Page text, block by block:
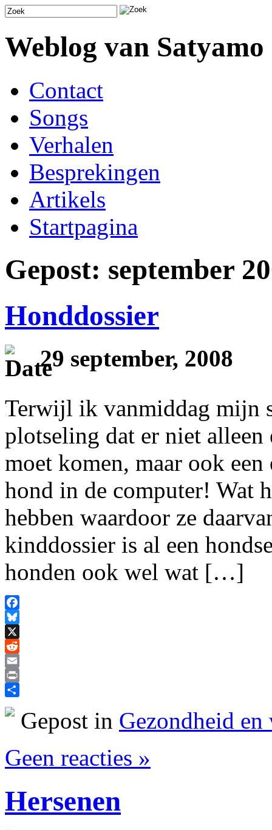
Weblog van Satyamo
Contact
Songs
Verhalen
Besprekingen
Artikels
Startpagina
Gepost: september
Honddossier
29 september, 2008
Terwijl ik vanmiddag mijn
plotseling dat er niet
moet komen, maar ook
hond in de computer! Wat
hebben waardoor ze
kinddossier is al een
honden ook wel wat […]
Facebook
Bluesky
X
Reddit
Email
Print
Delen
Gepost in Gezondheid
Geen reacties »
Hersenen